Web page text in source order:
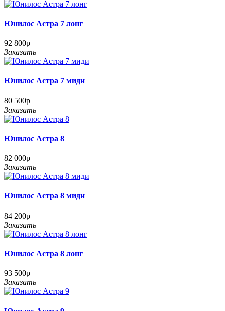
Юнилос Астра 7 лонг
92 800р
Заказать
Юнилос Астра 7 миди
80 500р
Заказать
Юнилос Астра 8
82 000р
Заказать
Юнилос Астра 8 миди
84 200р
Заказать
Юнилос Астра 8 лонг
93 500р
Заказать